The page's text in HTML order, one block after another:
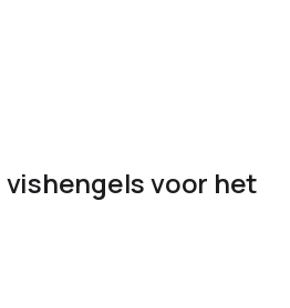
vishengels voor het